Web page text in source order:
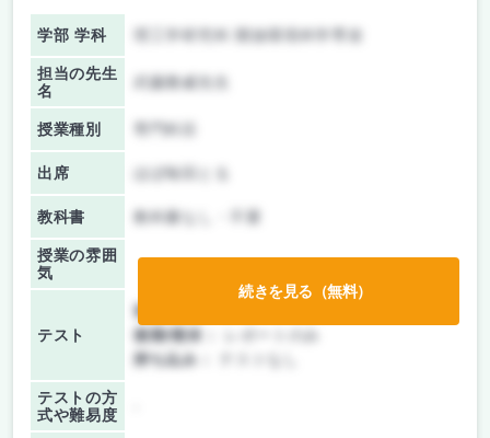
学部 学科 理工学研究科 開放環境科学専攻
担当の先生
名
武藤雅威先生
授業種別
出席 ほぼ毎回とる
教科書 教科書なし・不要
授業の雰囲
気
テスト
前期/中間：
後期/期末：
持ち込み：
テストの方
式や難易度
続きを見る（無料）